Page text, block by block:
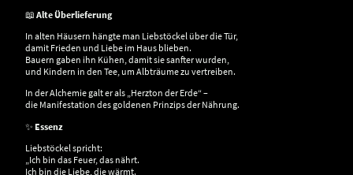
📖 Alte Überlieferung
In alten Häusern hängte man Liebstöckel über die Tür,
damit Frieden und Liebe im Haus blieben.
Bauern gaben ihn Kühen, damit sie sanfter wurden,
und Kindern in den Tee, um Albträume zu vertreiben.
In der Alchemie galt er als „Herzton der Erde“ –
die Manifestation des goldenen Prinzips der Nährung.
✨ Essenz
Liebstöckel spricht:
„Ich bin das Feuer, das nährt.
Ich bin die Liebe, die wärmt.